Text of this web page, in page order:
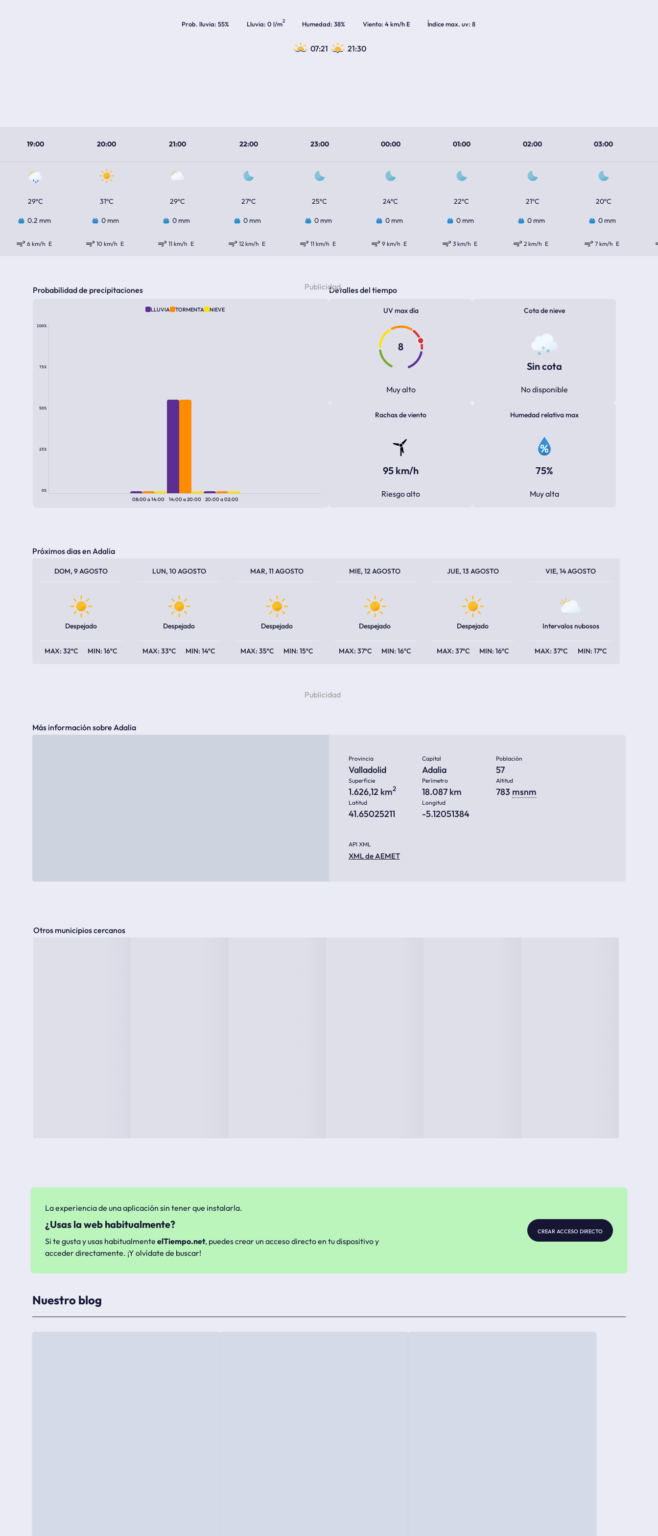
Prob. lluvia 55% Lluvia 0 l/m2 Humedad 38% Viento 4 km/h E Índice max. uv 8
07:21 21:30
19:00 20:00 21:00 22:00 23:00 00:00 01:00 02:00 03:00
29ºC 31ºC 29ºC 27ºC 25ºC 24ºC 22ºC 21ºC 20ºC
0.2 mm 0 mm 0 mm 0 mm 0 mm 0 mm 0 mm 0 mm 0 mm
6 km/h E 10 km/h E 11 km/h E 12 km/h E 11 km/h E 9 km/h E 3 km/h E 2 km/h E 7 km/h E
Probabilidad de precipitaciones
LLUVIA TORMENTA NIEVE
100%
75%
50%
25%
0%
08:00a14:00 14:00a20:00 20:00a02:00
Detalles del tiempo
UV max día
8
Muy alto
Cota de nieve
Sin cota
No disponible
Rachas de viento
95 km/h
Riesgo alto
Humedad relativa max
75%
Muy alta
Próximos dias en Adalia
DOM, 9 AGOSTO
Despejado
32ºC 16ºC
LUN, 10 AGOSTO
Despejado
33ºC 14ºC
MAR, 11 AGOSTO
Despejado
35ºC 15ºC
MIE, 12 AGOSTO
Despejado
37ºC 16ºC
JUE, 13 AGOSTO
Despejado
37ºC 16ºC
VIE, 14 AGOSTO
Intervalos nubosos
37ºC 17ºC
Más información sobre Adalia
Provincia
Valladolid
Capital
Adalia
Población
57
Superficie
1.626,12 km2
Perímetro
18.087 km
Altitud
783 msnm
Latitud
41.65025211
Longitud
-5.12051384
API XML
XML de AEMET
Otros municipios cercanos
La experiencia de una aplicación sin tener que instalarla.
¿Usas la web habitualmente?
Si te gusta y usas habitualmente elTiempo.net, puedes crear un acceso directo en tu dispositivo y
acceder directamente. ¡Y olvídate de buscar!
crear acceso directo
Nuestro blog